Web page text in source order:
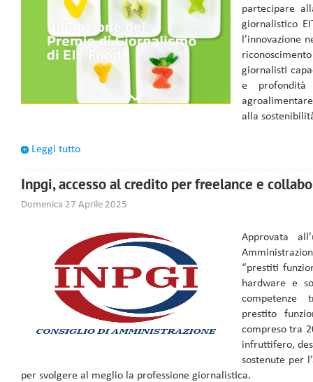
partecipare
giornalistico
l’innovazione
giornalisti
e
alla
Leggi tutto
Inpgi, accesso al credito per freelance e
Domenica 27 Aprile 2025
Approvata
“prestiti
hardware e
competenze
prestito
compreso tra
infruttifero,
sostenute per
per svolgere al meglio la professione giornalistica.